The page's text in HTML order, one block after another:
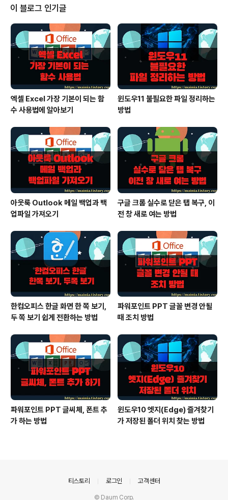
막대에서 오른 마우스를 눌러 [데이터 계열 서식] 메뉴를
선택합니다. ▼ 엑셀 2013 부터는 속성 정보 수정은 팝업
창이 아닌 오른쪽에 생기는 새로운 창에서 이루어집니다.
하지만 옵션 정보들은 거의 대부분 2010 버전에 있던 것
과 유사합니다. 막대 그래프에 이미지를 채우기 위해서 상
단에 있는 3개의 아이콘 중 제..
이 블로그 인기글
엑셀 Excel 가장 기본이 되는 함
수 사용법에 알아보기
윈도우11 불필요한 파일 정리하는
방법
아웃룩 Outlook 메일 백업과 백
업파일 가져오기
구글 크롬 실수로 닫은 탭 복구, 이
전 창 새로 여는 방법
한컴오피스 한글 화면 한 쪽 보기,
두 쪽 보기 쉽게 전환하는 방법
파워포인트 PPT 글꼴 변경 안될
때 조치 방법
파워포인트 PPT 글씨체, 폰트 추
가 하는 방법
윈도우10 엣지(Edge) 즐겨찾기
가 저장된 폴더 위치 찾는 방법
티스토리 로그인 고객센터
© Daum Corp.